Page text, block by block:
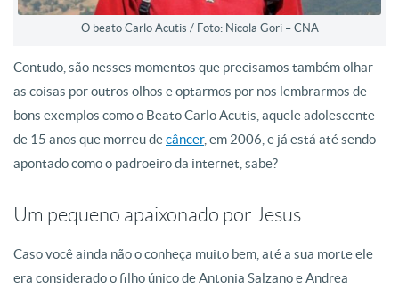
O beato Carlo Acutis / Foto: Nicola Gori – CNA
Contudo, são nesses momentos que precisamos também olhar
as coisas por outros olhos e optarmos por nos lembrarmos de
bons exemplos como o Beato Carlo Acutis, aquele adolescente
de 15 anos que morreu decâncer, em 2006, e já está até sendo
apontado como o padroeiro da internet, sabe?
Um pequeno apaixonado por Jesus
Caso você ainda não o conheça muito bem, até a sua morte ele
era considerado o filho único de Antonia Salzano e Andrea